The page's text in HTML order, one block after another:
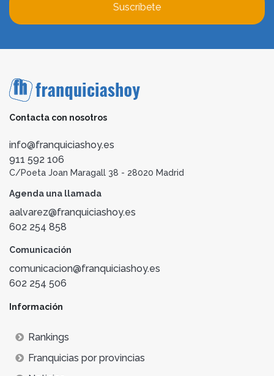
Suscríbete
Contacta con nosotros
info@franquiciashoy.es
911 592 106
C/Poeta Joan Maragall 38 - 28020 Madrid
Agenda una llamada
aalvarez@franquiciashoy.es
602 254 858
Comunicación
comunicacion@franquiciashoy.es
602 254 506
Información
Rankings
Franquicias por provincias